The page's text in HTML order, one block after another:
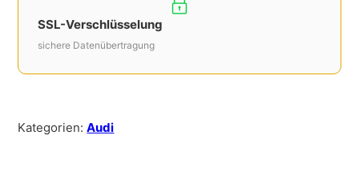
SSL-Verschlüsselung
sichere Datenübertragung
Kategorien:Audi